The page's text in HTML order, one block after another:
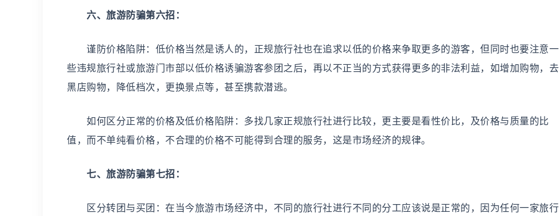
六、旅游防骗第六招：
谨防价格陷阱：低价格当然是诱人的，正规旅行社也在追求以低的价格来争取更多的游客，但同时也要注意一
些违规旅行社或旅游门市部以低价格诱骗游客参团之后，再以不正当的方式获得更多的非法利益，如增加购物，去
黑店购物，降低档次，更换景点等，甚至携款潜逃。
如何区分正常的价格及低价格陷阱：多找几家正规旅行社进行比较，更主要是看性价比，及价格与质量的比
值，而不单纯看价格，不合理的价格不可能得到合理的服务，这是市场经济的规律。
七、旅游防骗第七招：
区分转团与买团：在当今旅游市场经济中，不同的旅行社进行不同的分工应该说是正常的，因为任何一家旅行